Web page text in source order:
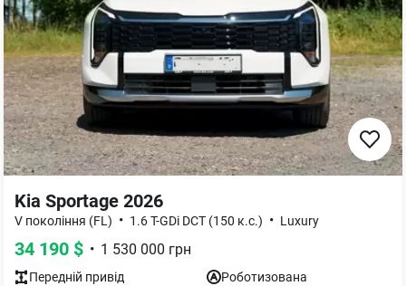
Kia Sportage 2026
V покоління (FL) • 1.6 T-GDi DCT (150 к.с.) • Luxury
34 190 $ • 1 530 000 грн
Передній привід
Роботизована